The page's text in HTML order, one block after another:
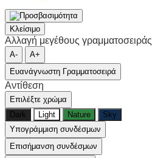
Κλείσιμο
Αλλαγή μεγέθους γραμματοσειράς
A-
A+
Ευανάγνωστη Γραμματοσειρά
Αντίθεση
Επιλέξτε χρώμα
Dark
Light Nature
Sky
Υπογράμμιση συνδέσμων
Επισήμανση συνδέσμων